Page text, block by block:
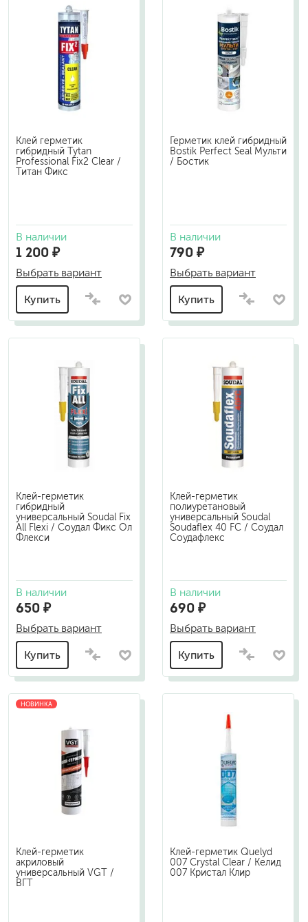
Клей герметик
гибридный Tytan
Professional Fix2 Clear /
Титан Фикс
В наличии
1 200 ₽
Выбрать вариант
Купить
Герметик клей гибридный
Bostik Perfect Seal Мульти
/ Бостик
В наличии
790 ₽
Выбрать вариант
Купить
Клей-герметик
гибридный
универсальный Soudal Fix
All Flexi / Соудал Фикс Ол
Флекси
В наличии
650 ₽
Выбрать вариант
Купить
Клей-герметик
полиуретановый
универсальный Soudal
Soudaflex 40 FC / Соудал
Соудафлекс
В наличии
690 ₽
Выбрать вариант
Купить
НОВИНКА
Клей-герметик
акриловый
универсальный VGT /
ВГТ
Клей-герметик Quelyd
007 Crystal Clear / Келид
007 Кристал Клир